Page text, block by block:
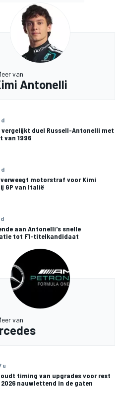
van
Antonelli
d
vergelijkt duel Russell-Antonelli met
van 1996
d
motorstraf voor Kimi
GP van Italië
d
aan Antonelli's snelle
tot F1-titelkandidaat
van
u
timing van upgrades voor rest
2026 nauwlettend in de gaten